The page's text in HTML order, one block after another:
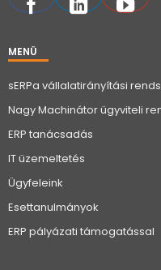
MENÜ
sERPa vállalatirányítási
Nagy Machinátor ügyviteli
ERP tanácsadás
IT üzemeltetés
Ügyfeleink
Esettanulmányok
ERP pályázati támogatással